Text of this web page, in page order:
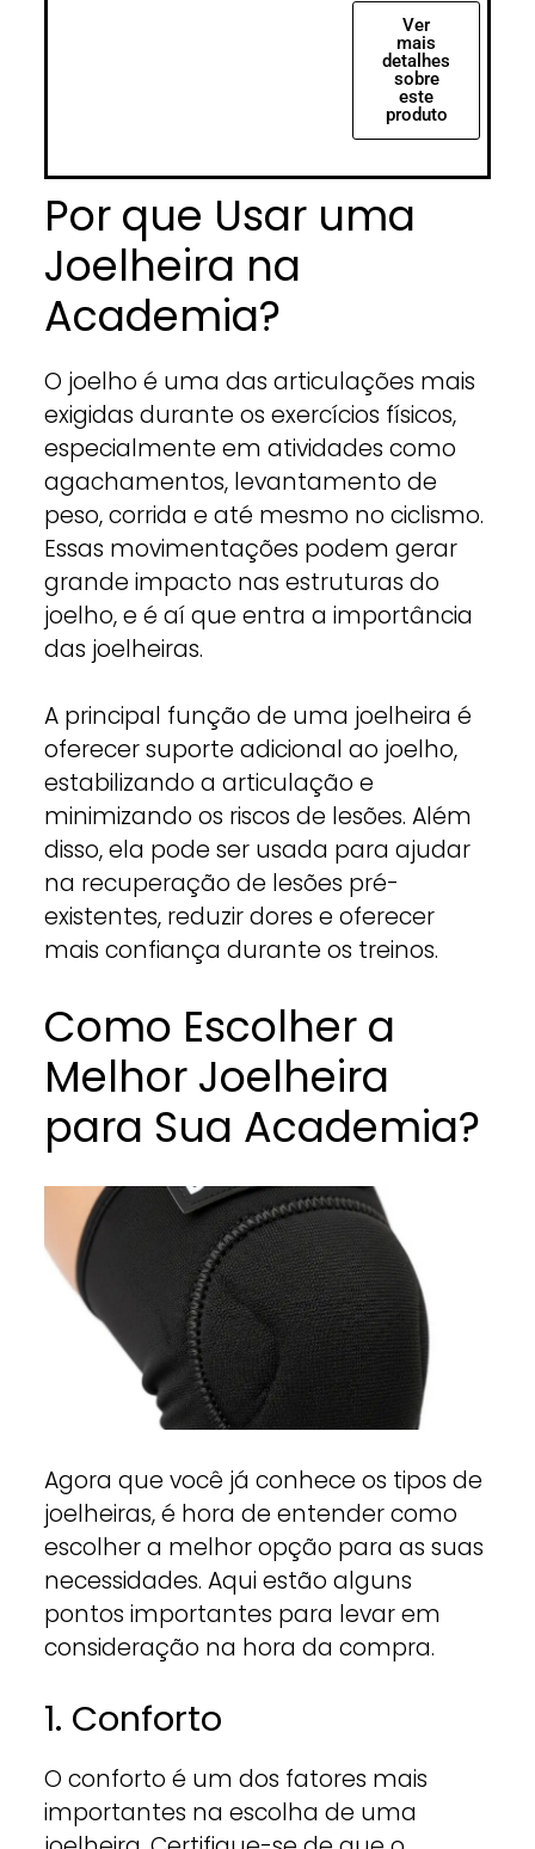
Ver
mais
detalhes
sobre
este
produto
Por que Usar uma
Joelheira na
Academia?
O joelho é uma das articulações mais
exigidas durante os exercícios físicos,
especialmente em atividades como
agachamentos, levantamento de
peso, corrida e até mesmo no ciclismo.
Essas movimentações podem gerar
grande impacto nas estruturas do
joelho, e é aí que entra a importância
das joelheiras.
A principal função de uma joelheira é
oferecer suporte adicional ao joelho,
estabilizando a articulação e
minimizando os riscos de lesões. Além
disso, ela pode ser usada para ajudar
na recuperação de lesões pré-
existentes, reduzir dores e oferecer
mais confiança durante os treinos.
Como Escolher a
Melhor Joelheira
para Sua Academia?
Agora que você já conhece os tipos de
joelheiras, é hora de entender como
escolher a melhor opção para as suas
necessidades. Aqui estão alguns
pontos importantes para levar em
consideração na hora da compra.
1. Conforto
O conforto é um dos fatores mais
importantes na escolha de uma